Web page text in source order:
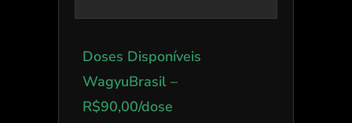
Doses Disponíveis
WagyuBrasil –
R$90,00/dose